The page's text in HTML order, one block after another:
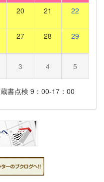
20 21 22
27 28 29
3 4 5
蔵書点検 9：00-17：00